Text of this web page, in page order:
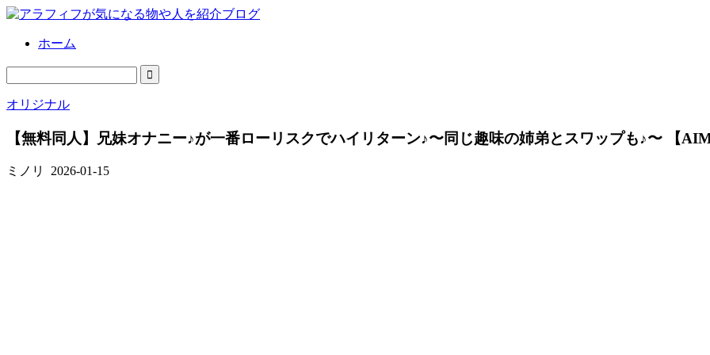
ホーム
オリジナル
【無料同人】兄妹オナニー♪が一番ローリスクでハイリターン♪〜同じ趣味の姉弟とスワップも♪〜 【
ミノリ 2026-01-15